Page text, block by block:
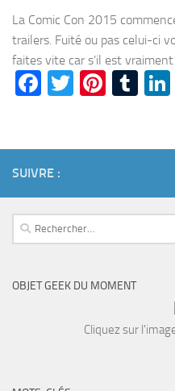
La Comic Con 2015
trailers. Fuité ou pas celui-ci
faites vite car s’il est
Facebook
Twitter
SUIVRE :
Rechercher :
OBJET GEEK DU MOMENT
Cliquez sur